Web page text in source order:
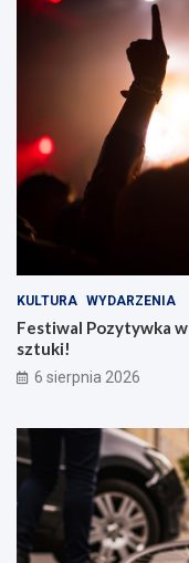
KULTURA WYDARZENIA
Festiwal Pozytywka
sztuki!
6 sierpnia 2026